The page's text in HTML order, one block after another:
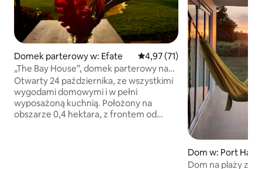
Domek parterowy w: Efate Średnia ocena: 4,97 na 5,
4,97 (71)
„The Bay House”, domek parterowy nad
wodą w Teouma Bay
Otwarty 24 października, ze wszystkimi
wygodami domowymi i w pełni
wyposażoną kuchnią. Położony na
obszarze 0,4 hektara, z frontem od
Dom w: Port
Dom na plaży z